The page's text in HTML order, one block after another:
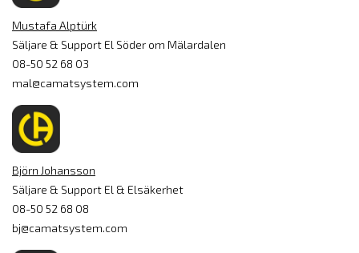
Mustafa Alptürk
Säljare & Support El Söder om Mälardalen
08-50 52 68 03
mal@camatsystem.com
Björn Johansson
Säljare & Support El & Elsäkerhet
08-50 52 68 08
bj@camatsystem.com